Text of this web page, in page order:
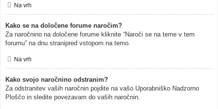
Na vrh
Kako se na določene forume naročim?
Za naročnino na določene forume kliknite “Naroči se na teme v tem
forumu” na dnu stranipred vstopom na temo.
Na vrh
Kako svojo naročnino odstranim?
Za odstranitev vaših naročnin pojdite na vašo Uporabniško Nadzorno
Ploščo in sledite povezavam do vaših naročnin.